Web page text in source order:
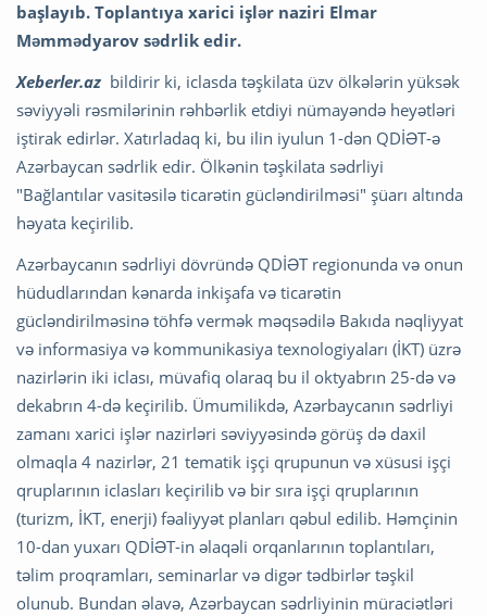
başlayıb. Toplantıya xarici işlər naziri Elmar
Məmmədyarov sədrlik edir.
Xeberler.az bildirir ki, iclasda təşkilata üzv ölkələrin yüksək
səviyyəli rəsmilərinin rəhbərlik etdiyi nümayəndə heyətləri
iştirak edirlər. Xatırladaq ki, bu ilin iyulun 1-dən QDİƏT-ə
Azərbaycan sədrlik edir. Ölkənin təşkilata sədrliyi
"Bağlantılar vasitəsilə ticarətin gücləndirilməsi" şüarı altında
həyata keçirilib.
Azərbaycanın sədrliyi dövründə QDİƏT regionunda və onun
hüdudlarından kənarda inkişafa və ticarətin
gücləndirilməsinə töhfə vermək məqsədilə Bakıda nəqliyyat
və informasiya və kommunikasiya texnologiyaları (İKT) üzrə
nazirlərin iki iclası, müvafiq olaraq bu il oktyabrın 25-də və
dekabrın 4-də keçirilib. Ümumilikdə, Azərbaycanın sədrliyi
zamanı xarici işlər nazirləri səviyyəsində görüş də daxil
olmaqla 4 nazirlər, 21 tematik işçi qrupunun və xüsusi işçi
qruplarının iclasları keçirilib və bir sıra işçi qruplarının
(turizm, İKT, enerji) fəaliyyət planları qəbul edilib. Həmçinin
10-dan yuxarı QDİƏT-in əlaqəli orqanlarının toplantıları,
təlim proqramları, seminarlar və digər tədbirlər təşkil
olunub. Bundan əlavə, Azərbaycan sədrliyinin müraciətləri